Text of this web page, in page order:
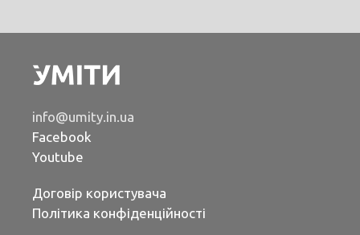
info@umity.in.ua
Facebook
Youtube
Договір користувача
Політика конфіденційності